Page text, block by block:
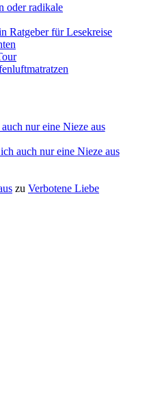
oder radikale
Ratgeber für Lesekreise
nur eine Nieze aus
auch nur eine Nieze aus
zu Verbotene Liebe